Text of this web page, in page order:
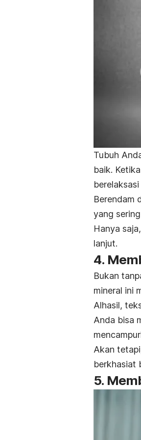
Tubuh
baik.
Berendam
yang
Hanya
lanjut.
4.
Bukan
mineral ini
Alhasil,
Anda bisa
Akan
berkhasiat
5.